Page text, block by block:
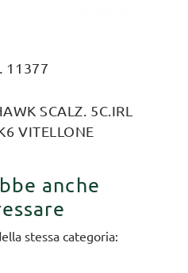
11377
SCALZ. 5C.IRL
VITELLONE
anche
stessa categoria: